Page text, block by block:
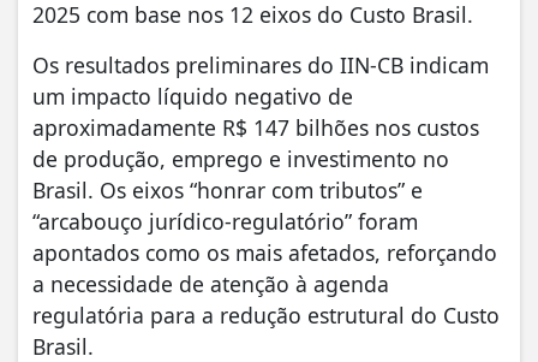
2025 com base nos 12 eixos do Custo Brasil.
Os resultados preliminares do IIN-CB indicam
um impacto líquido negativo de
aproximadamente R$ 147 bilhões nos custos
de produção, emprego e investimento no
Brasil. Os eixos “honrar com tributos” e
“arcabouço jurídico-regulatório” foram
apontados como os mais afetados, reforçando
a necessidade de atenção à agenda
regulatória para a redução estrutural do Custo
Brasil.